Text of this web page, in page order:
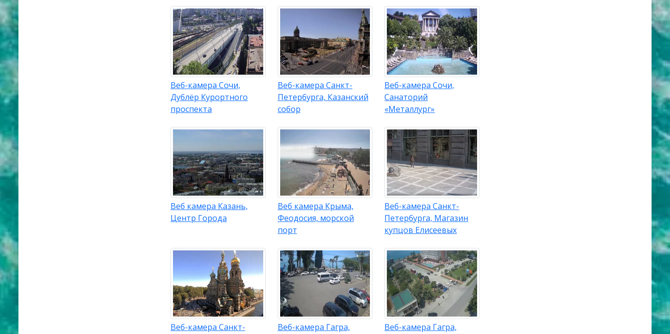
Веб-камера Сочи,
Дублёр Курортного
проспекта
Веб-камера Санкт-
Петербурга, Казанский
собор
Веб-камера Сочи,
Санаторий
«Металлург»
Веб камера Казань,
Центр Города
Веб камера Крыма,
Феодосия, морской
порт
Веб-камера Санкт-
Петербурга, Магазин
купцов Елисеевых
Веб-камера Санкт-
Веб-камера Гагра,
Веб-камера Гагра,